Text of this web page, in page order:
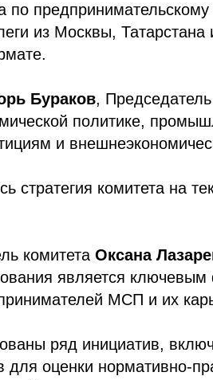
по
из Москвы, Татарстана
Бураков,
политике,
и
стратегия комитета на
комитета Оксана
является
МСП и их
ряд инициатив,
для оценки нормативно-